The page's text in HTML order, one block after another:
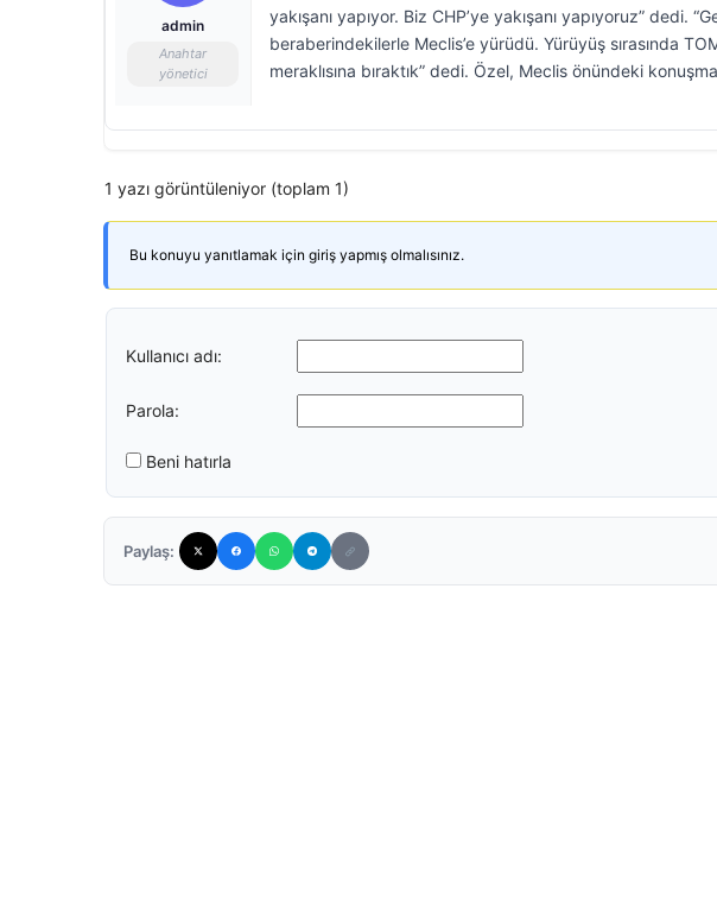
admin
Anahtar
yönetici
yakışanı yapıyor. Biz CHP’ye yakışanı yapıyoruz”
beraberindekilerle Meclis’e yürüdü. Yürüyüş sırasında
meraklısına bıraktık” dedi. Özel, Meclis önündeki
1 yazı görüntüleniyor (toplam 1)
Bu konuyu yanıtlamak için giriş yapmış olmalısınız.
Kullanıcı adı:
Parola:
Beni hatırla
Paylaş: